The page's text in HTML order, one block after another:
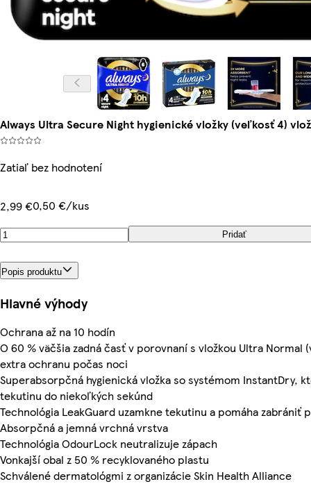
Always Ultra Secure Night hygienické vložky (veľkosť 4)
Zatiaľ bez hodnotení
2,99 €0,50 €/kus
Pridať
Popis produktu
Hlavné výhody
Ochrana až na 10 hodín
O 60 % väčšia zadná časť v porovnaní s vložkou Ultra Normal
extra ochranu počas noci
Superabsorpčná hygienická vložka so systémom InstantDry,
tekutinu do niekoľkých sekúnd
Technológia LeakGuard uzamkne tekutinu a pomáha zabrániť
Absorpčná a jemná vrchná vrstva
Technológia OdourLock neutralizuje zápach
Vonkajší obal z 50 % recyklovaného plastu
Schválené dermatológmi z organizácie Skin Health Alliance